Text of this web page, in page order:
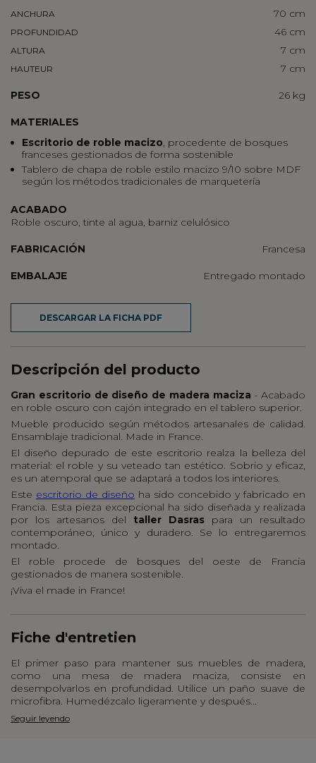
ANCHURA 70 cm
PROFUNDIDAD 46 cm
ALTURA 7 cm
HAUTEUR 7 cm
PESO 26 kg
MATERIALES
Escritorio de roble macizo, procedente de bosques
franceses gestionados de forma sostenible
Tablero de chapa de roble estilo macizo 9/10 sobre MDF
según los métodos tradicionales de marquetería
ACABADO
Roble oscuro, tinte al agua, barniz celulósico
FABRICACIÓN Francesa
EMBALAJE Entregado montado
DESCARGAR LA FICHA PDF
Descripción del producto
Gran escritorio de diseño de madera maciza- Acabado
en roble oscuro con cajón integrado en el tablero superior.
Mueble producido según métodos artesanales de calidad.
Ensamblaje tradicional. Made in France.
El diseño depurado de este escritorio realza la belleza del
material: el roble y su veteado tan estético. Sobrio y eficaz,
es un atemporal que se adaptará a todos los interiores.
Este escritorio de diseño ha sido concebido y fabricado en
Francia. Esta pieza excepcional ha sido diseñada y realizada
por los artesanos del taller Dasras para un resultado
contemporáneo, único y duradero. Se lo entregaremos
montado.
El roble procede de bosques del oeste de Francia
gestionados de manera sostenible.
¡Viva el made in France!
Fiche d'entretien
El primer paso para mantener sus muebles de madera,
como una mesa de madera maciza, consiste en
desempolvarlos en profundidad. Utilice un paño suave de
microfibra. Humedézcalo ligeramente y después...
Seguir leyendo